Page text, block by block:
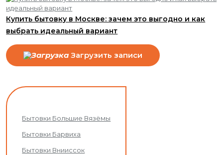
Купить бытовку в Москве: зачем это выгодно и как
выбрать идеальный вариант
Загрузить записи
Бытовки Большие Вязёмы
Бытовки Барвиха
Бытовки Внииссок